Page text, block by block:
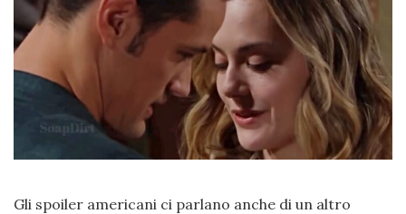
Gli spoiler americani ci parlano anche di un altro